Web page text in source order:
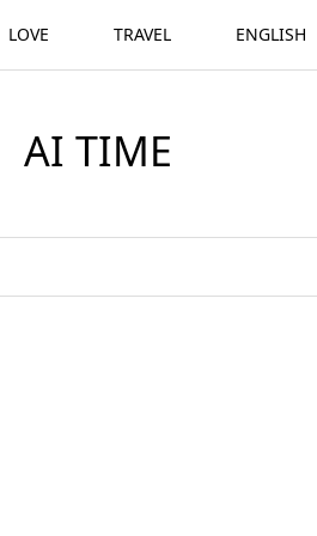
LOVE TRAVEL ENGLISH
AI TIME